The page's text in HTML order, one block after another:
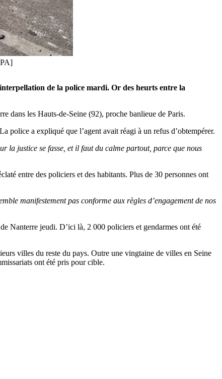
de la police mardi. Or des heurts entre la
dans les Hauts-de-Seine (92), proche banlieue de Paris.
police a expliqué que l’agent avait réagi à un refus d’obtempérer.
la justice se fasse, et il faut du calme partout, parce que nous
entre des policiers et des habitants. Plus de 30 personnes ont
manifestement pas conforme aux règles d’engagement de nos
Nanterre jeudi. D’ici là, 2 000 policiers et gendarmes ont été
villes du reste du pays. Outre une vingtaine de villes en Seine
ont été pris pour cible.